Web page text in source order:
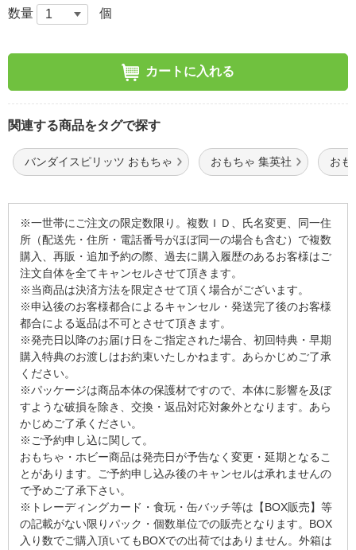
数量 個
カートに入れる
関連する商品をタグで探す
バンダイスピリッツ おもちゃ おもちゃ 集英社 おも
※一世帯にご注文の限定数限り。複数ＩＤ、氏名変更、同一住
所（配送先・住所・電話番号がほぼ同一の場合も含む）で複数
購入、再販・追加予約の際、過去に購入履歴のあるお客様はご
注文自体を全てキャンセルさせて頂きます。
※当商品は決済方法を限定させて頂く場合がございます。
※申込後のお客様都合によるキャンセル・発送完了後のお客様
都合による返品は不可とさせて頂きます。
※発売日以降のお届け日をご指定された場合、初回特典・早期
購入特典のお渡しはお約束いたしかねます。あらかじめご了承
ください。
※パッケージは商品本体の保護材ですので、本体に影響を及ぼ
すような破損を除き、交換・返品対応対象外となります。あら
かじめご了承ください。
※ご予約申し込に関して。
おもちゃ・ホビー商品は発売日が予告なく変更・延期となるこ
とがあります。ご予約申し込み後のキャンセルは承れませんの
で予めご了承下さい。
※トレーディングカード・食玩・缶バッチ等は【BOX販売】等
の記載がない限りパック・個数単位での販売となります。BOX
入り数でご購入頂いてもBOXでの出荷ではありません。外箱は